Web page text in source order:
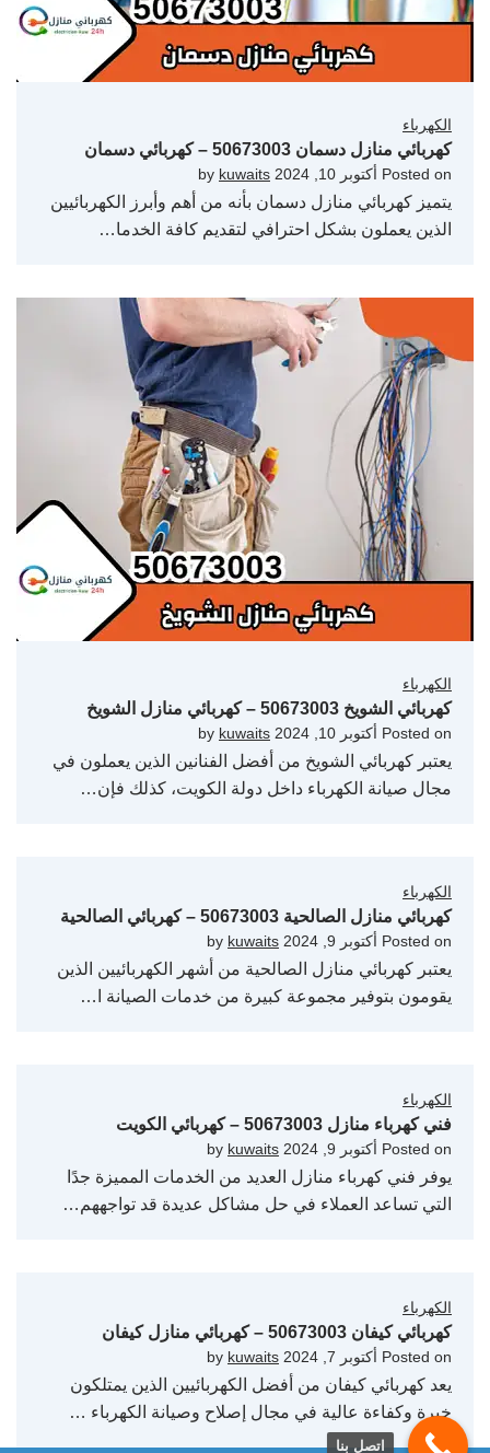
الكهرباء
كهربائي منازل دسمان 50673003 – كهربائي دسمان
Posted on أكتوبر 10, 2024 kuwaits
يتميز كهربائي منازل دسمان بأنه من أهم وأبرز الكهربائيين
الذين يعملون بشكل احترافي لتقديم كافة الخدما…
الكهرباء
كهربائي الشويخ 50673003 – كهربائي منازل الشويخ
Posted on أكتوبر 10, 2024 kuwaits
يعتبر كهربائي الشويخ من أفضل الفنانين الذين يعملون في
مجال صيانة الكهرباء داخل دولة الكويت، كذلك فإن…
الكهرباء
كهربائي منازل الصالحية 50673003 – كهربائي الصالحية
Posted on أكتوبر 9, 2024 kuwaits
يعتبر كهربائي منازل الصالحية من أشهر الكهربائيين الذين
يقومون بتوفير مجموعة كبيرة من خدمات الصيانة ا…
الكهرباء
فني كهرباء منازل 50673003 – كهربائي الكويت
Posted on أكتوبر 9, 2024 kuwaits
يوفر فني كهرباء منازل العديد من الخدمات المميزة جدًا
التي تساعد العملاء في حل مشاكل عديدة قد تواجههم…
الكهرباء
كهربائي كيفان 50673003 – كهربائي منازل كيفان
Posted on أكتوبر 7, 2024 kuwaits
يعد كهربائي كيفان من أفضل الكهربائيين الذين يمتلكون
خبرة وكفاءة عالية في مجال إصلاح وصيانة الكهرباء …
اتصل بنا